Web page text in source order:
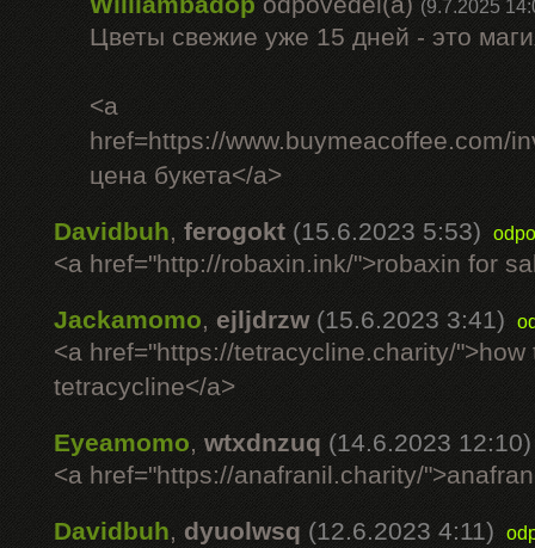
(9.7.2025
Цветы свежие уже 15 дней - это
<a
href=https://www.buymeacoffee.com/
цена букета</a>
Davidbuh, ferogokt (15.6.2023 5:53)
<a href="http://robaxin.ink/">robaxin for
Jackamomo,ejljdrzw (15.6.2023 3:41)
<a href="https://tetracycline.charity/">how
tetracycline</a>
Eyeamomo, wtxdnzuq (14.6.2023 12:10)
<a href="https://anafranil.charity/
Davidbuh, dyuolwsq (12.6.2023 4:11)